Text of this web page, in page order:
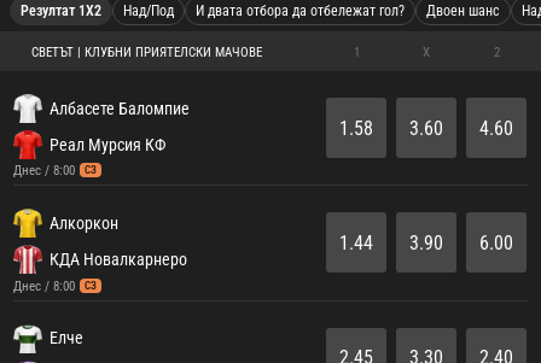
Резултат 1X2 Над/Под И двата отбора да отбележат гол? Двоен шанс
СВЕТЪТ | КЛУБНИ ПРИЯТЕЛСКИ МАЧОВЕ 1 X 2
Албасете Баломпие
Реал Мурсия КФ
Днес / 8:00 СЗ
1.58 3.60 4.60
Алкоркон
КДА Новалкарнеро
Днес / 8:00 СЗ
1.44 3.90 6.00
Елче
2.45 3.30 2.40